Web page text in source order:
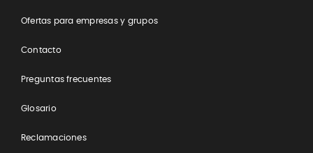
Ofertas para empresas y grupos
Contacto
Preguntas frecuentes
Glosario
Reclamaciones